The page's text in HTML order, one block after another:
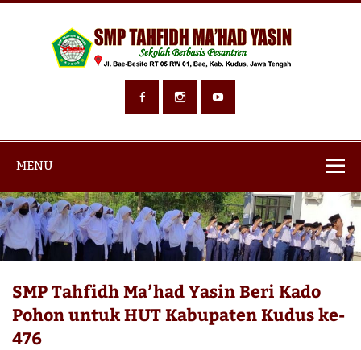
Skip
Sekolah Berbasis Pesantren
MENU
SMP Tahfidh Ma’had Yasin Beri Kado
Pohon untuk HUT Kabupaten Kudus ke-
476